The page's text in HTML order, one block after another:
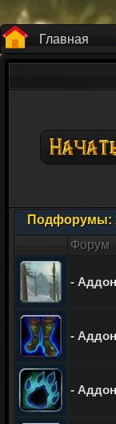
Главная
Подфорумы:
Форум
-
-
-